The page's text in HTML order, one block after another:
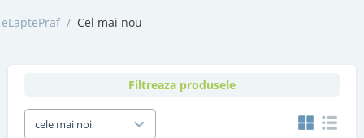
eLaptePraf / Cel mai nou
Filtreaza produsele
cele mai noi